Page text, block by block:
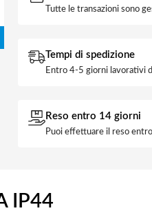
Tutte le transazioni sono
Tempi di spedizione
Entro 4-5 giorni lavorativi
Reso entro 14 giorni
Puoi effettuare il reso
IP44